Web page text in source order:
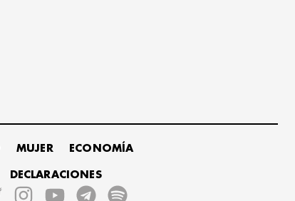
MUJER ECONOMÍA
DECLARACIONES